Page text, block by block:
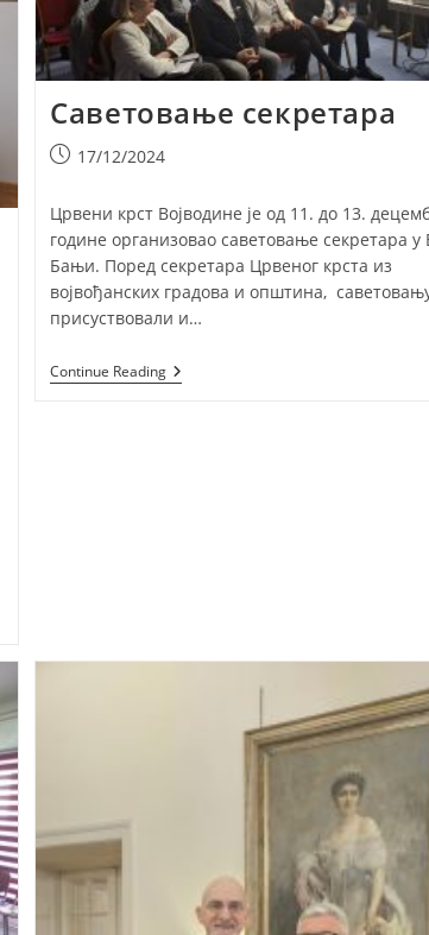
Саветовање секретара
Post17/12/2024
Црвени крст Војводине је од 11. до 13.
године организовао саветовање секретара у
Бањи. Поред секретара Црвеног крста из
војвођанских градова и општина,
присуствовали и…
Continue ReadingСаветовање
Секретара